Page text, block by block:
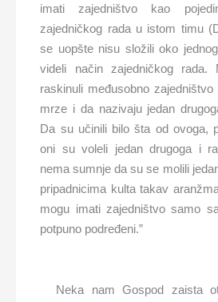
imati zajedništvo kao
zajedničkog rada u istom timu
se uopšte nisu složili oko
videli način zajedničkog rada.
raskinuli međusobno
mrze i da nazivaju jedan
Da su učinili bilo šta od ovoga,
oni su voleli jedan drugoga i
nema sumnje da su se molili
pripadnicima kulta takav
mogu imati zajedništvo samo
potpuno podređeni.”
Neka nam Gospod zaista